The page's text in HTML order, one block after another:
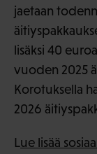
jaetaan
lisäksi 40
vuoden 2025
Korotuksella
2026
Lue lisää